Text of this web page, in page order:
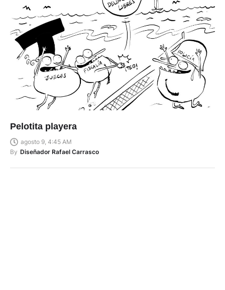
Pelotita playera
agosto 9, 4:45 AM
By Diseñador Rafael Carrasco